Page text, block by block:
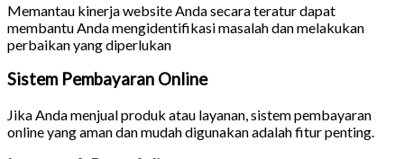
Memantau kinerja website Anda secara teratur dapat
membantu Anda mengidentifikasi masalah dan melakukan
perbaikan yang diperlukan
Sistem Pembayaran Online
Jika Anda menjual produk atau layanan, sistem pembayaran
online yang aman dan mudah digunakan adalah fitur penting.